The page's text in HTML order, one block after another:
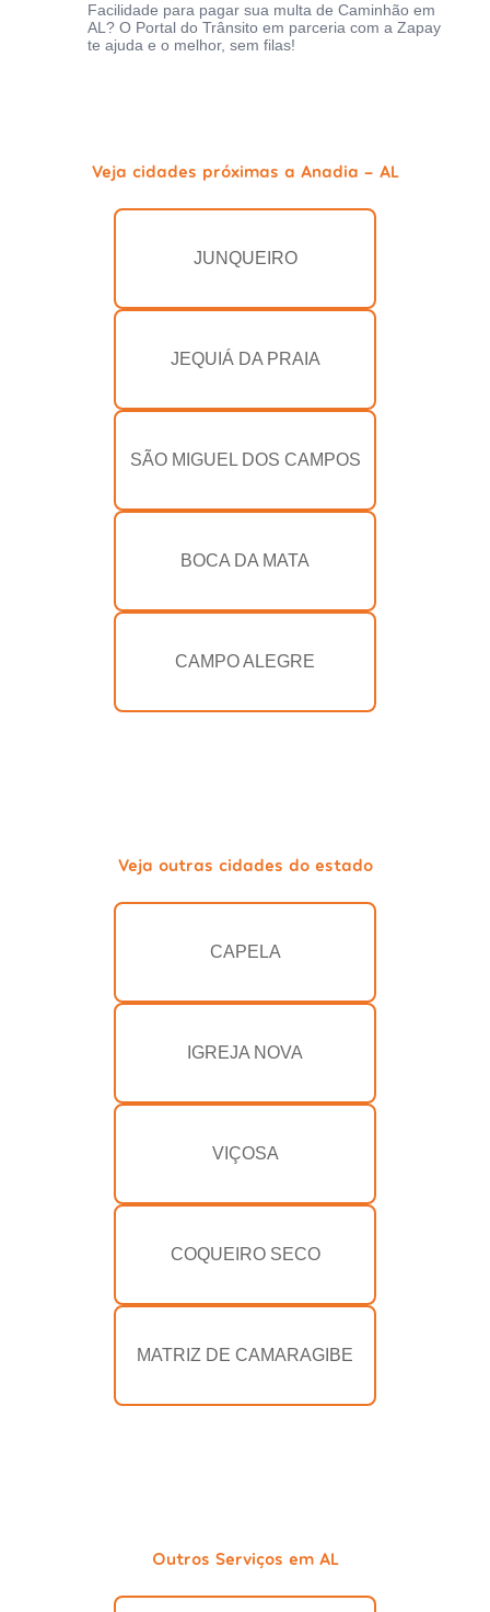
Facilidade para pagar sua multa de Caminhão em
AL? O Portal do Trânsito em parceria com a Zapay
te ajuda e o melhor, sem filas!
Veja cidades próximas a Anadia - AL
JUNQUEIRO
JEQUIÁ DA PRAIA
SÃO MIGUEL DOS CAMPOS
BOCA DA MATA
CAMPO ALEGRE
Veja outras cidades do estado
CAPELA
IGREJA NOVA
VIÇOSA
COQUEIRO SECO
MATRIZ DE CAMARAGIBE
Outros Serviços em AL